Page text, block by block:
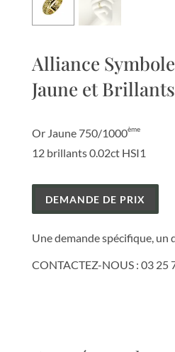
Alliance
Jaune et Brillants
Or Jaune 750/1000ème
12 brillants 0.02ct HSI1
DEMANDE DE PRIX
Une demande spécifique, un
CONTACTEZ-NOUS : 03 25